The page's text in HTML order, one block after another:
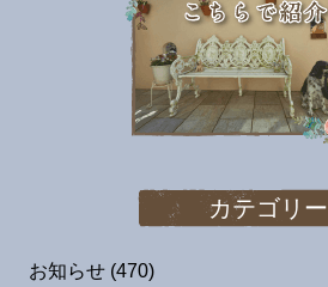
カテゴリー
お知らせ (470)